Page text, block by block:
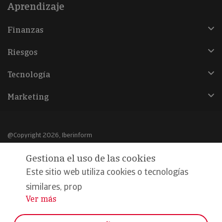
Aprendizaje
Finanzas
Riesgos
Tecnología
Marketing
@Copyright 2026, Iberinform
Aviso legal
Política de cookies
Declaración de privacidad
Gestiona el uso de las cookies
Este sitio web utiliza cookies o tecnologías
similares, prop
...
Ver más